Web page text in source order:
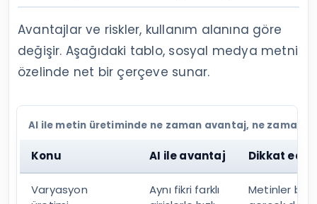
Avantajlar ve riskler, kullanım alanına göre
değişir. Aşağıdaki tablo, sosyal medya metni
özelinde net bir çerçeve sunar.
AI ile metin üretiminde ne zaman avantaj, ne zaman
Konu AI ile avantaj Dikkat
Varyasyon
Aynı fikri farklı
Metinler